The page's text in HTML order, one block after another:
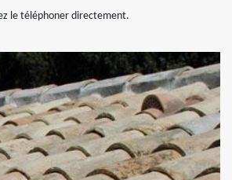
le téléphoner directement.